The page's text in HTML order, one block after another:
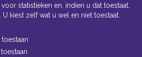
Kantoor
statistieken en, indien u dat toestaat,
kiest zelf wat u wel en niet toestaat.